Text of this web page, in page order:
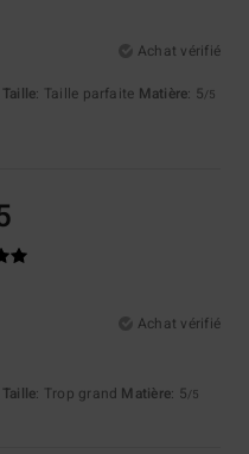
Achat vérifié
Taille: Taille parfaite Matière: 5/5
Achat vérifié
Taille: Trop grand Matière: 5/5